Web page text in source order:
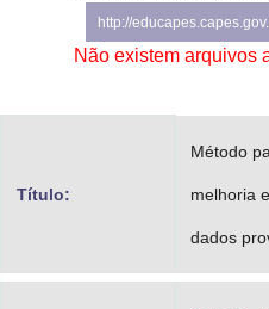
Advocacia-Geral da União
Banco Central do Brasil
Planalto
http://
Não existem arquivos
Título:
Método
melhoria
dados